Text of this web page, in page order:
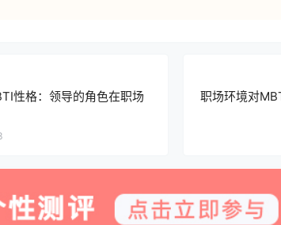
性格：领导的角色在职场
职场环境对